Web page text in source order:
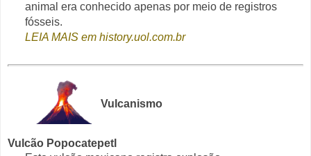
animal era conhecido apenas por meio de registros
fósseis.
LEIA MAIS em history.uol.com.br
Vulcanismo
Vulcão Popocatepetl